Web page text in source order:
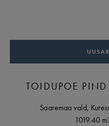
TOIDUPOE
Saaremaa vald,
1019.40